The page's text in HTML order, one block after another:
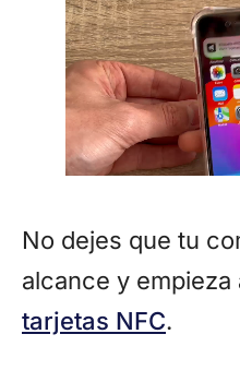
No dejes que tu
alcance y empieza
tarjetas NFC.